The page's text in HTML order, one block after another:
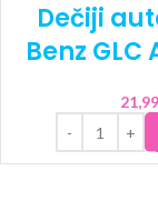
Dečiji
Benz GLC